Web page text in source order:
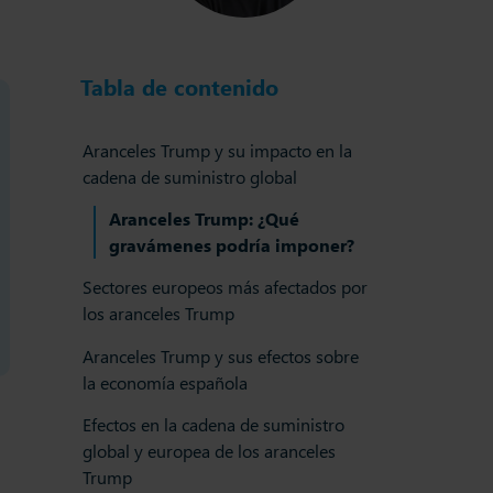
Tabla de contenido
Aranceles Trump y su impacto en la
cadena de suministro global
Aranceles Trump: ¿Qué
gravámenes podría imponer?
Sectores europeos más afectados por
los aranceles Trump
Aranceles Trump y sus efectos sobre
la economía española
Efectos en la cadena de suministro
global y europea de los aranceles
Trump